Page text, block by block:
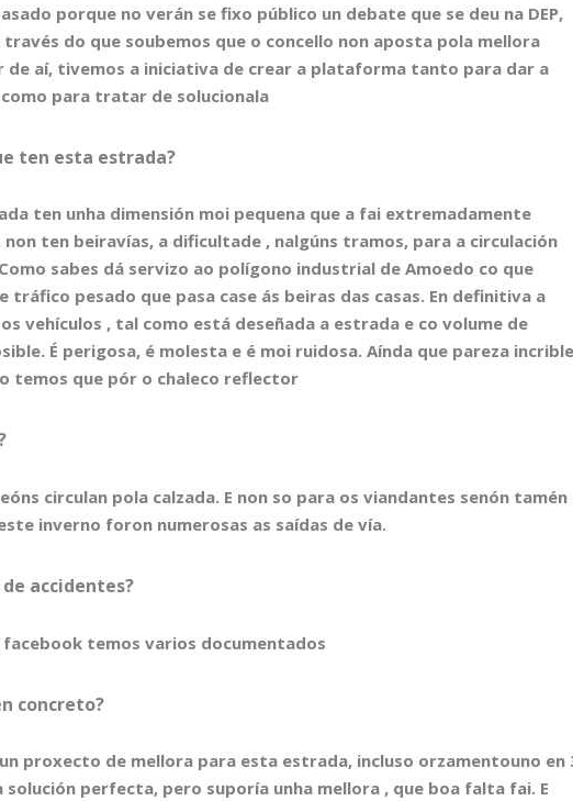
porque no verán se fixo público un debate que se deu na DEP,
do que soubemos que o concello non aposta pola mellora
aí, tivemos a iniciativa de crear a plataforma tanto para dar a
para tratar de solucionala
ten esta estrada?
ten unha dimensión moi pequena que a fai extremadamente
ten beiravías, a dificultade , nalgúns tramos, para a circulación
sabes dá servizo ao polígono industrial de Amoedo co que
tráfico pesado que pasa case ás beiras das casas. En definitiva a
vehículos , tal como está deseñada a estrada e co volume de
É perigosa, é molesta e é moi ruidosa. Aínda que pareza
temos que pór o chaleco reflector
circulan pola calzada. E non so para os viandantes senón tamén
inverno foron numerosas as saídas de vía.
accidentes?
temos varios documentados
concreto?
un proxecto de mellora para esta estrada, incluso orzamentouno en
solución perfecta, pero suporía unha mellora , que boa falta fai. E